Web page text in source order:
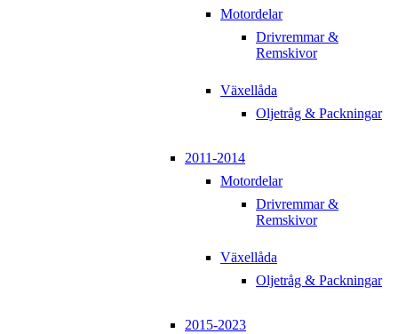
Motordelar
Drivremmar &
Remskivor
Växellåda
Oljetråg & Packningar
2011-2014
Motordelar
Drivremmar &
Remskivor
Växellåda
Oljetråg & Packningar
2015-2023